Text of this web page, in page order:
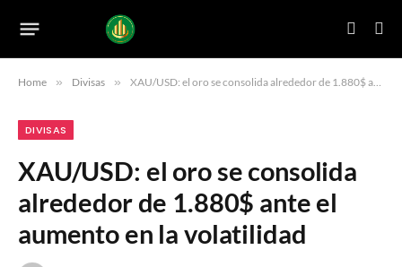
Home » Divisas » XAU/USD: el oro se consolida alrededor de 1.880$ ante el aumento en la volatilidad
DIVISAS
XAU/USD: el oro se consolida
alrededor de 1.880$ ante el
aumento en la volatilidad